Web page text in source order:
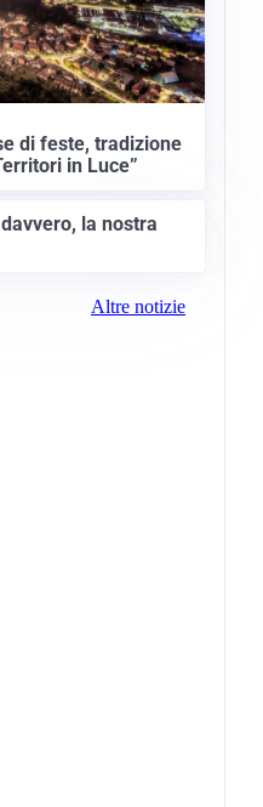
di feste, tradizione
in Luce”
la nostra
Altre notizie